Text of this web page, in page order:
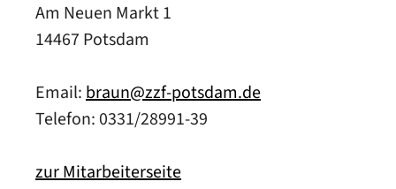
Am Neuen Markt 1
14467 Potsdam
Email: braun@zzf-potsdam.de
Telefon: 0331/28991-39
zur Mitarbeiterseite